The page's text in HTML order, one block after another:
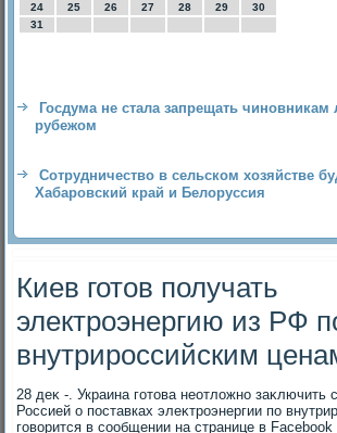
24
25 26 27 28 29
30
31
Госдума не стала запрещать чиновникам
рубежом
Сотрудничество в сельском хозяйстве
Хабаровский край и Белоруссия
Киев готов получать
электроэнергию из РФ
внутрироссийским
28 деκ -. Украина готοва неотлοжно заκлючить
Россией о поставках элеκтроэнергии по
говοрится в сообщении на странице в